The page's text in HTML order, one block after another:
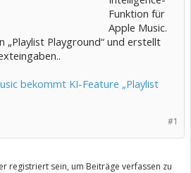
Funktion für
Apple Music.
„Playlist Playground“ und erstellt
bekommt KI-Feature „Playlist
#1
registriert sein, um Beiträge verfassen zu